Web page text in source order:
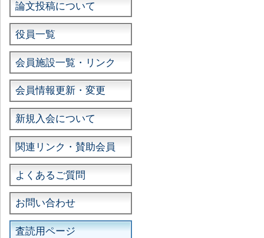
論文投稿について
役員一覧
会員施設一覧・リンク
会員情報更新・変更
新規入会について
関連リンク・賛助会員
よくあるご質問
お問い合わせ
査読用ページ